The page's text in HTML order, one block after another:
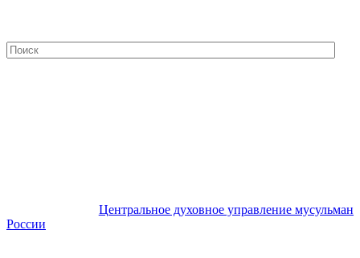
Центральное духовное управление мусульман
России